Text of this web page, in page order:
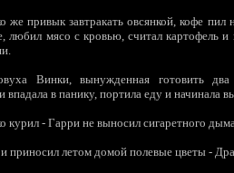
же привык завтракать овсянкой, кофе
любил мясо с кровью, считал
Винки, вынужденная готовить
впадала в панику, портила еду и начинала
курил - Гарри не выносил сигаретного
приносил летом домой полевые цветы -